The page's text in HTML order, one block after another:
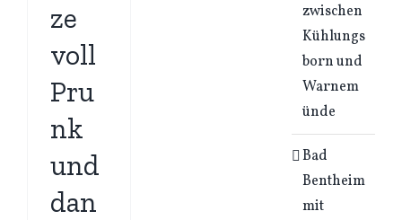
ze
voll
Pru
nk
und
dan
zwischen
Kühlungs
born und
Warnem
ünde
Bad
Bentheim
mit